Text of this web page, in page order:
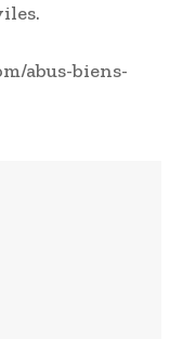
abus-biens-